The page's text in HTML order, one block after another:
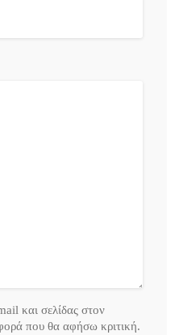
και σελίδας στον
που θα αφήσω κριτική.